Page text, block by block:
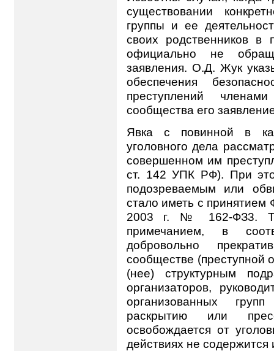
существовании
группы и ее
своих родственников в
официально не
заявления. О.Д. Жук
обеспечения
преступлений членами
сообщества его
Явка с повинной в
уголовного дела
совершенном им
ст. 142 УПК РФ). При
подозреваемым или
стало иметь с принятием
2003 г. № 162-ФЗ3.
примечанием, в
добровольно
сообществе (преступной
(нее) структурным
организаторов,
организованных
раскрытию или
освобождается от
действиях не содержится